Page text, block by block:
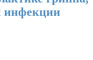
инфекции